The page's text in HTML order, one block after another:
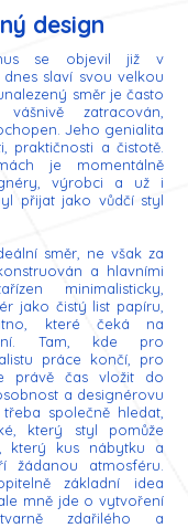
design
se objevil již v
slaví svou velkou
směr je často
zatracován,
Jeho genialita
praktičnosti a čistotě.
je momentálně
výrobci a už i
přijat jako vůdčí styl
směr, ne však za
a hlavními
minimalisticky,
jako čistý list papíru,
které čeká na
Tam, kde pro
práce končí, pro
právě čas vložit do
a designérovu
společně hledat,
který styl pomůže
který kus nábytku a
žádanou atmosféru.
základní idea
mně jde o vytvoření
zdařilého a